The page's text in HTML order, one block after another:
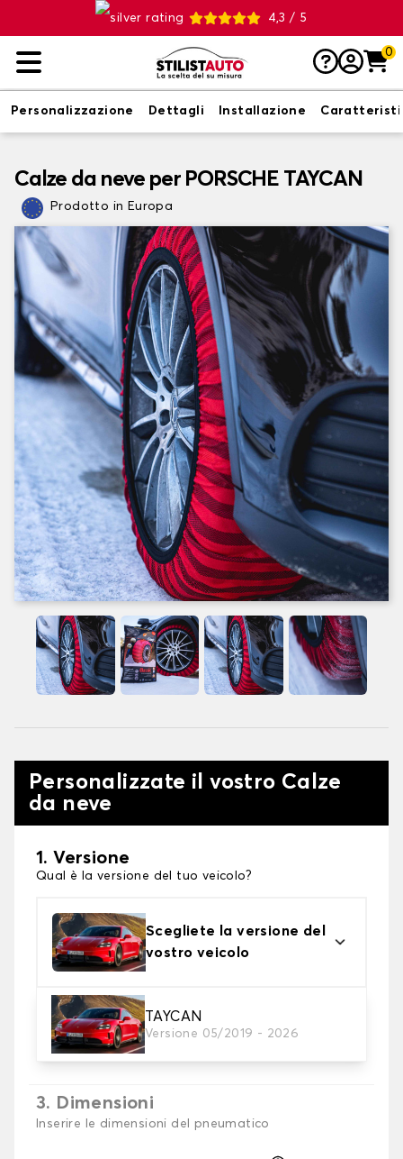
4,3 / 5
0
Personalizzazione Dettagli Installazione
Calze da neve per PORSCHE TAYCAN
Prodotto in Europa
Personalizzate il vostro Calze
da neve
1. Versione
Qual è la versione del tuo veicolo?
Scegliete la versione del
vostro veicolo
TAYCAN
Versione 05/2019 - 2026
2. Finitura a calza
Scegli le calze da neve adatte alle tue necessità
3. Dimensioni
Inserire le dimensioni del pneumatico